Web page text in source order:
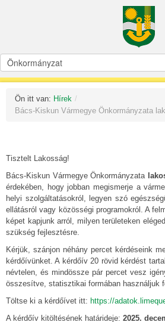
Ön itt van: Hírek /
Bács-Kiskun Vármegye Önkormányzata
Tisztelt Lakosság!
Bács-Kiskun Vármegye Önkormányzata
érdekében, hogy jobban megismerje a
helyi szolgáltatásokról, legyen szó
ellátásról vagy közösségi programokról. A
képet kapjunk arról, milyen területeken
szükség fejlesztésre.
Kérjük, szánjon néhány percet kérdéseink
kérdőívünket. A kérdőív 20 rövid kérdést
névtelen, és mindössze pár percet vesz
összesítve, statisztikai formában használjuk
Töltse ki a kérdőívet itt: https://
A kérdőív kitöltésének határideje: 2025.